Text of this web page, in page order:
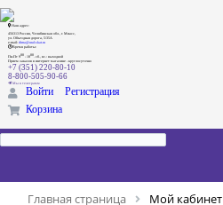
Наш адрес:
456313 Россия, Челябинская обл., г. Миасс,
ул. Объездная дорога, 5/35А
e-mail: dima@ural-skat.ru
Время работы:
Пн-Пт 900- 1800. сб., вс.: выходной
Прием заказов в интернет магазине - круглосуточно
+7 (351) 220-80-10
8-800-505-90-66
Мы в телеграмм
Войти
Регистрация
Корзина
Главная страница Мой кабинет